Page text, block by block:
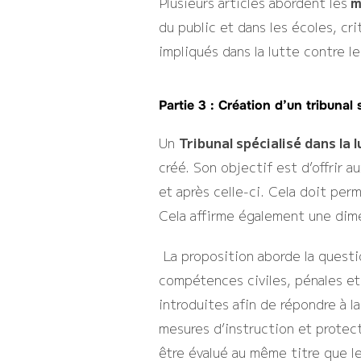
du public et dans les écoles,
impliqués dans la lutte contre
Partie 3 : Création d’un
Un Tribunal spécialisé dans
créé. Son objectif est d’offrir
et après celle-ci. Cela doit
Cela affirme également une
La proposition aborde la
compétences civiles, pénales
introduites afin de répondre à
mesures d’instruction et
être évalué au même titre que